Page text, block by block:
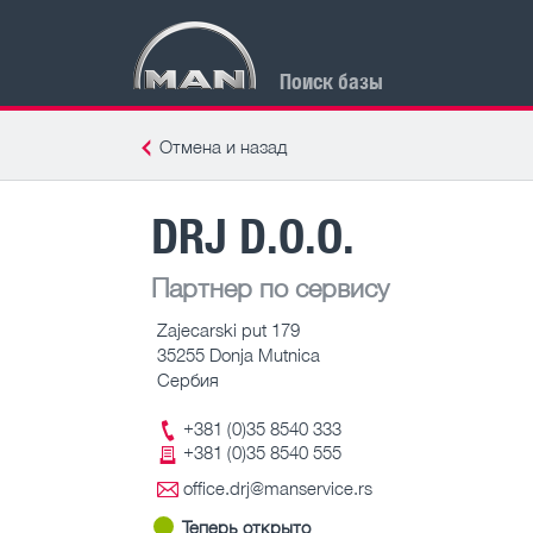
Поиск базы
Отмена и назад
DRJ D.O.O.
Партнер по сервису
Zajecarski put 179
35255 Donja Mutnica
Сербия
+381 (0)35 8540 333
+381 (0)35 8540 555
office.drj@manservice.rs
Теперь открыто